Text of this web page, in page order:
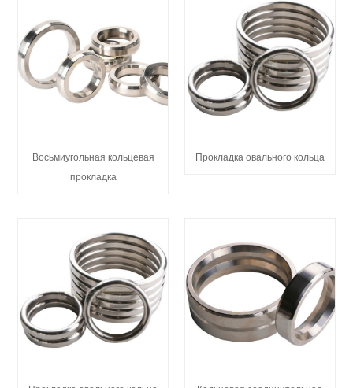
Восьмиугольная кольцевая
прокладка
Прокладка овального кольца